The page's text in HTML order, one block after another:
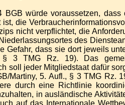
BGB würde voraussetzen,
die
nicht verpflichtet, die
des
Gefahr, dass sie dort jeweils
3 TMG Rz. 19). Das
soll jeder Mitgliedstaat dafür
Martiny, 5. Aufl., § 3 TMG
durch eine Richtlinie
in ausländische
auf das Internationale